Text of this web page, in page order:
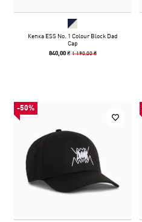
Кепка ESS No. 1 Colour Block Dad
Cap
840,00 ₴ 1 190,00 ₴
-50%